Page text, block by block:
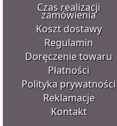
Czas realizacji
zamówienia
Koszt dostawy
Regulamin
Doręczenie towaru
Płatności
Polityka prywatności
Reklamacje
Kontakt